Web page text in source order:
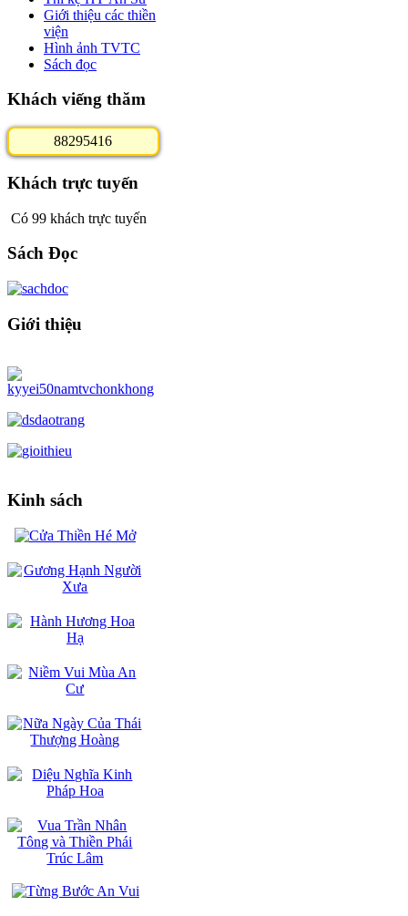
Giới thiệu các thiền
viện
Hình ảnh TVTC
Sách đọc
Khách viếng thăm
88295416
Khách trực tuyến
Có 99 khách trực tuyến
Sách Đọc
Giới thiệu
Kinh sách